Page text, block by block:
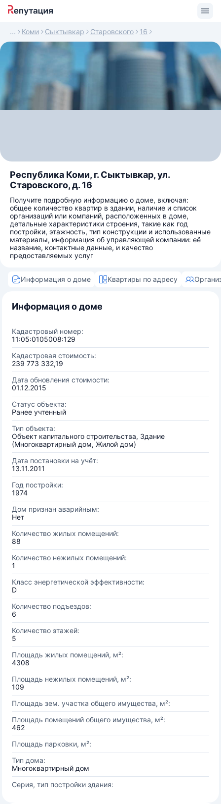
Коми Сыктывкар Старовского 16
Республика Коми, г. Сыктывкар, ул.
Старовского, д. 16
Получите подробную информацию о доме, включая:
общее количество квартир в здании, наличие и список
организаций или компаний, расположенных в доме,
детальные характеристики строения, такие как год
постройки, этажность, тип конструкции и использованные
материалы, информация об управляющей компании: её
название, контактные данные, и качество
предоставляемых услуг
Информация о доме Квартиры по адресу
Информация о доме
Кадастровый номер:
11:05:0105008:129
Кадастровая стоимость:
239 773 332,19
Дата обновления стоимости:
01.12.2015
Статус объекта:
Ранее учтенный
Тип объекта:
Объект капитального строительства, Здание
(Многоквартирный дом, Жилой дом)
Дата постановки на учёт:
13.11.2011
Год постройки:
1974
Дом признан аварийным:
Нет
Количество жилых помещений:
88
Количество нежилых помещений:
1
Класс энергетической эффективности:
D
Количество подъездов:
6
Количество этажей:
5
Площадь жилых помещений, м²:
4308
Площадь нежилых помещений, м²:
109
Площадь зем. участка общего имущества, м²:
Площадь помещений общего имущества, м²:
462
Площадь парковки, м²:
Тип дома:
Многоквартирный дом
Серия, тип постройки здания: